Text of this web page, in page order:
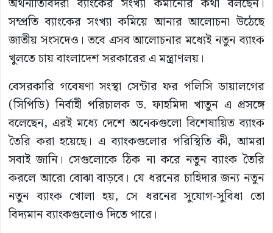
অর্থনীতিবিদরা ব্যাংকের সংখ্যা কমানোর কথা বলছেন।
সম্প্রতি ব্যাংকের সংখ্যা কমিয়ে আনার আলোচনা উঠেছে
জাতীয় সংসদেও। তবে এসব আলোচনার মধ্যেই নতুন ব্যাংক
খুলতে চায় বাংলাদেশ সরকারের এ মন্ত্রাণলয়।
বেসরকারি গবেষণা সংস্থা সেন্টার ফর পলিসি ডায়ালগের
(সিপিডি) নির্বাহী পরিচালক ড. ফাহমিদা খাতুন এ প্রসঙ্গে
বলেছেন, এরই মধ্যে দেশে অনেকগুলো বিশেষায়িত ব্যাংক
তৈরি করা হয়েছে। এ ব্যাংকগুলোর পরিস্থিতি কী, আমরা
সবাই জানি। সেগুলোকে ঠিক না করে নতুন ব্যাংক তৈরি
করলে আরো বোঝা বাড়বে। যে ধরনের চাহিদার জন্য নতুন
নতুন ব্যাংক খোলা হয়, সে ধরনের সুযোগ-সুবিধা তো
বিদ্যমান ব্যাংকগুলোও দিতে পারে।